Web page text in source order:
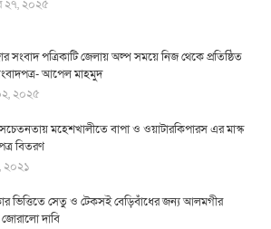
২৭, ২০২৫
সংবাদ পত্রিকাটি জেলায় অল্প সময়ে নিজ থেকে প্রতিষ্ঠিত
আপেল মাহমুদ
২০২৫
মহেশখালীতে বাপা ও ওয়াটারকিপারস এর মাস্ক
বিতরণ
২০২১
ভিত্তিতে সেতু ও টেকসই বেড়িবাঁধের জন্য আলমগীর
দাবি